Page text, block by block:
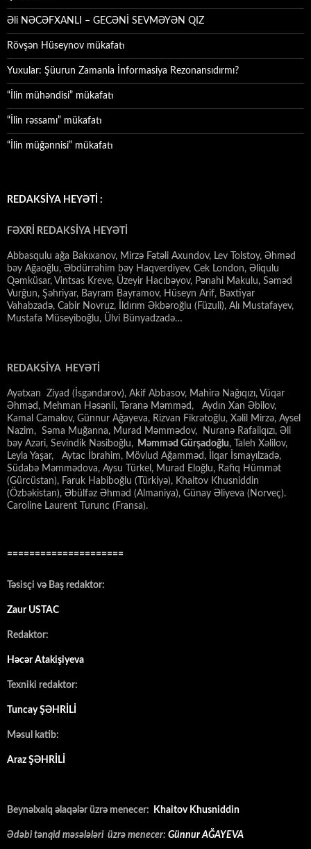
Əli NƏCƏFXANLI – GECƏNİ SEVMƏYƏN QIZ
Rövşən Hüseynov mükafatı
Yuxular: Şüurun Zamanla İnformasiya Rezonansıdırmı?
“İlin mühəndisi” mükafatı
“İlin rəssamı” mükafatı
“İlin müğənnisi” mükafatı
REDAKSİYA HEYƏTİ :
FƏXRİ REDAKSİYA HEYƏTİ
Abbasqulu ağa Bakıxanov, Mirzə Fətəli Axundov, Lev Tolstoy, Əhməd
bəy Ağaoğlu, Əbdürrəhim bəy Haqverdiyev, Cek London, Əliqulu
Qəmküsar, Vintsas Kreve, Üzeyir Hacıbəyov, Pənahi Makulu, Səməd
Vurğun, Şəhriyar, Bayram Bayramov, Hüseyn Arif, Bəxtiyar
Vahabzadə, Cabir Novruz, İldırım Əkbəroğlu (Füzuli), Alı Mustafayev,
Mustafa Müseyiboğlu, Ülvi Bünyadzadə…
REDAKSİYA HEYƏTİ
Ayətxan Ziyad (İsgəndərov), Akif Abbasov, Mahirə Nağıqızı, Vüqar
Əhməd, Mehman Həsənli, Təranə Məmməd, Aydın Xan Əbilov,
Kamal Camalov, Günnur Ağayeva, Rizvan Fikrətoğlu, Xəlil Mirzə, Aysel
Nazim, Səma Muğanna, Murad Məmmədov, Nuranə Rafailqızı, Əli
bəy Azəri, Sevindik Nəsiboğlu, Məmməd Gürşadoğlu, Taleh Xəlilov,
Leyla Yaşar, Aytac İbrahim, Mövlud Ağamməd, İlqar İsmayılzadə,
Südabə Məmmədova, Aysu Türkel, Murad Eloğlu, Rafiq Hümmət
(Gürcüstan), Faruk Habiboğlu (Türkiyə), Khaitov Khusniddin
(Özbəkistan), Əbülfəz Əhməd (Almaniya), Günay Əliyeva (Norveç).
Caroline Laurent Turunc (Fransa).
=====================
Təsisçi və Baş redaktor:
Zaur USTAC
Redaktor:
Həcər Atakişiyeva
Texniki redaktor:
Tuncay ŞƏHRİLİ
Məsul katib:
Araz ŞƏHRİLİ
Beynəlxalq əlaqələr üzrə menecer: Khaitov Khusniddin
Ədəbi tənqid məsələləri üzrə menecer: Günnur AĞAYEVA